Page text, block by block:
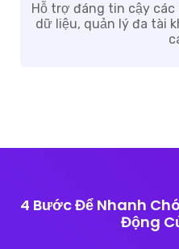
Hỗ trợ đáng tin cậy
dữ liệu, quản lý đa tài
4 Bước Để Nhanh
Động